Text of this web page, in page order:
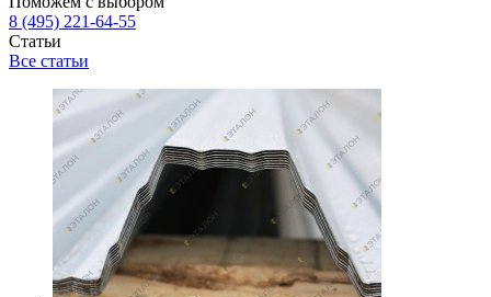
8 (495) 221-64-55
Статьи
Все статьи